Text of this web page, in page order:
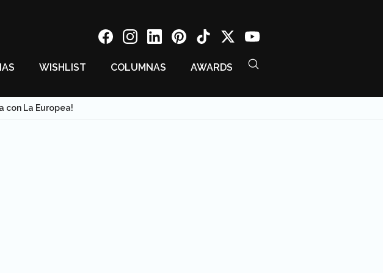
WISHLIST COLUMNAS AWARDS
con La Europea!